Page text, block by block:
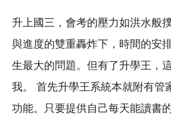
升上國三，會考的壓力如洪水般
與進度的雙重轟炸下，時間的安
生最大的問題。但有了升學王，
我。 首先升學王系統本就附有管
功能。只要提供自己每天能讀書